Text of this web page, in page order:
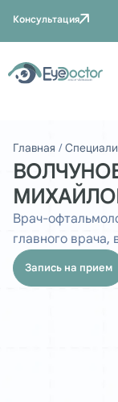
Консультация
Главная /
Врач-
главного врача,
Запись на прием